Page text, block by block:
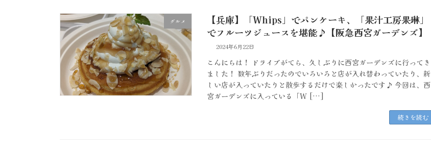
グルメ
【兵庫】「Whips」でパンケーキ、「果汁工房果琳」
でフルーツジュースを堪能♪【阪急西宮ガーデンズ】
2024年6月22日
こんにちは！ ドライブがてら、久しぶりに西宮ガーデンズに行ってき
ました！ 数年ぶりだったのでいろいろと店が入れ替わっていたり、新
しい店が入っていたりと散歩するだけで楽しかったです♪ 今回は、西
宮ガーデンズに入っている「W […]
続きを読む